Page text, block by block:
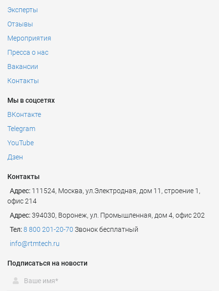
Эксперты
Отзывы
Мероприятия
Пресса о нас
Вакансии
Контакты
Мы в соцсетях
ВКонтакте
Telegram
YouTube
Дзен
Контакты
Адрес: 111524, Москва, ул.Электродная, дом 11, строение 1,
офис 214
Адрес:394030, Воронеж, ул. Промышленная, дом 4, офис 202
Тел:8 800 201-20-70 Звонок бесплатный
info@rtmtech.ru
Подписаться на новости